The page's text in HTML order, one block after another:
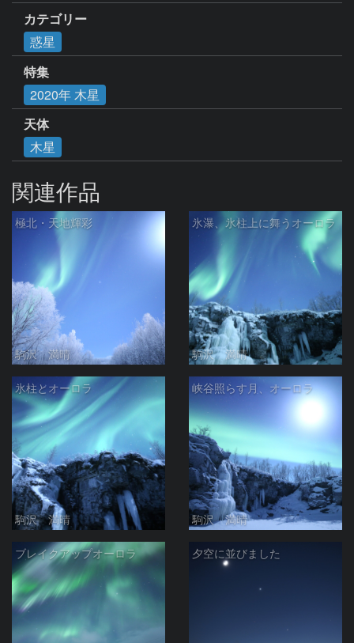
カテゴリー
惑星
特集
2020年 木星
天体
木星
関連作品
極北・天地輝彩
駒沢 満晴
氷瀑、氷柱上に舞うオーロラ
駒沢 満晴
氷柱とオーロラ
駒沢 満晴
峡谷照らす月、オーロラ
駒沢 満晴
ブレイクアップオーロラ 夕空に並びました